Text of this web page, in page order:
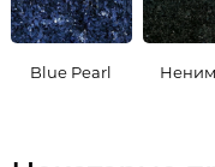
Blue Pearl